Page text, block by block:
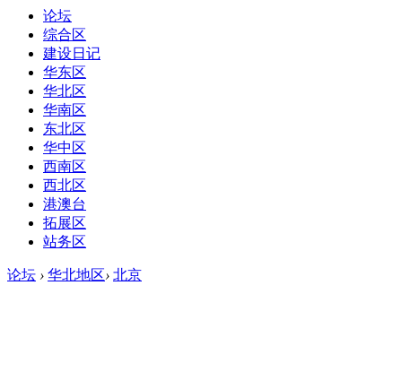
论坛
综合区
建设日记
华东区
华北区
华南区
东北区
华中区
西南区
西北区
港澳台
拓展区
站务区
论坛 › 华北地区› 北京